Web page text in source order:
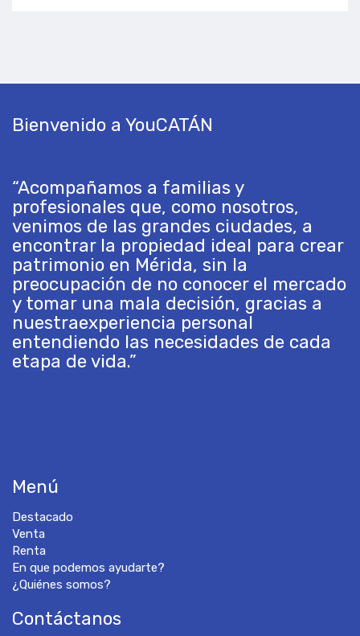
Bienvenido a YouCATÁN
“Acompañamos a familias y
profesionales que, como nosotros,
venimos de las grandes ciudades, a
encontrar la propiedad ideal para crear
patrimonio en Mérida, sin la
preocupación de no conocer el mercado
y tomar una mala decisión, gracias a
nuestraexperiencia personal
entendiendo las necesidades de cada
etapa de vida.”
Menú
Destacado
Venta
Renta
En que podemos ayudarte?
¿Quiénes somos?
Contáctanos